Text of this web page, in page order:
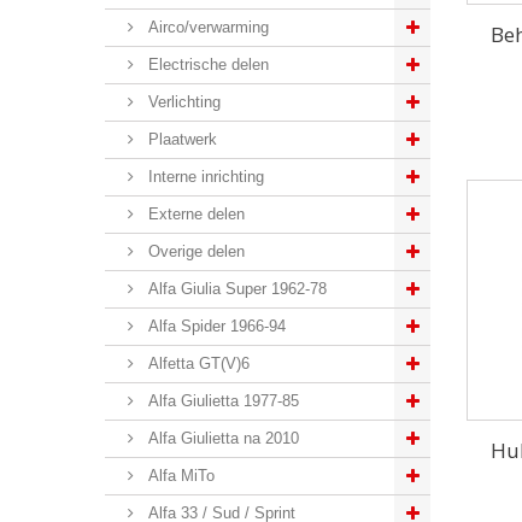
Airco/verwarming
Electrische delen
Verlichting
Plaatwerk
Interne inrichting
Externe delen
Overige delen
Alfa Giulia Super 1962-78
Alfa Spider 1966-94
Alfetta GT(V)6
Alfa Giulietta 1977-85
Alfa Giulietta na 2010
Alfa MiTo
Alfa 33 / Sud / Sprint